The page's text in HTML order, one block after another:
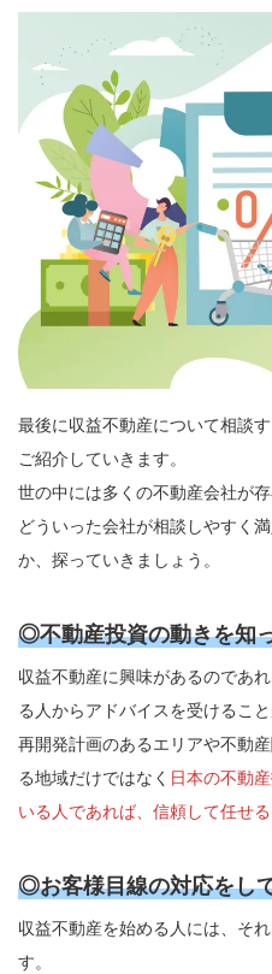
最後に収益不動産について相談
ご紹介していきます。
世の中には多くの不動産会社が存
どういった会社が相談しやすく
か、探っていきましょう。
◎不動産投資の動きを知
収益不動産に興味があるのであ
る人からアドバイスを受けること
再開発計画のあるエリアや不動
る地域だけではなく 日本の不動
いる人であれば、信頼して任せ
◎お客様目線の対応をし
収益不動産を始める人には、そ
す。